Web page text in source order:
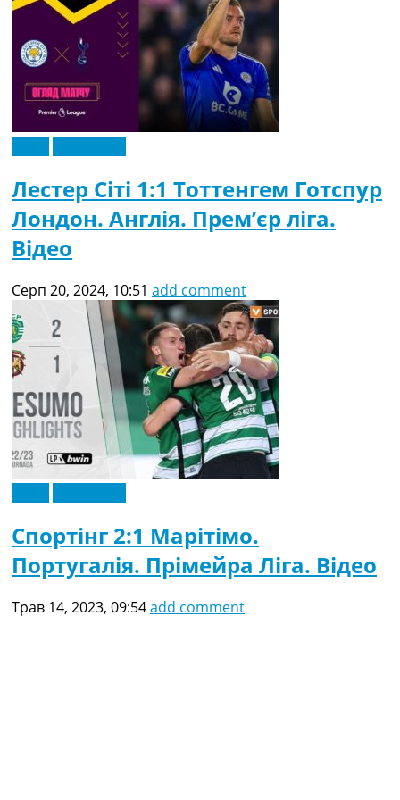
Лестер Сіті 1:1 Тоттенгем Готспур
Лондон. Англія. Прем’єр ліга.
Відео
Серп 20, 2024, 10:51 add comment
Спортінг 2:1 Марітімо.
Португалія. Прімейра Ліга. Відео
Трав 14, 2023, 09:54add comment